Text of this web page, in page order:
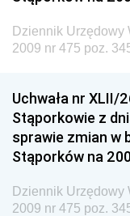
Dziennik
Dziennik
Narodowego i
Dziennik
Społecznej
Dziennik
Granicznej
Dziennik Urzędowy
2009 nr 475 poz.
Uchwała nr XLII/
Stąporkowie z
sprawie zmian w
Stąporków na
Dziennik Urzędowy
2009 nr 475 poz.